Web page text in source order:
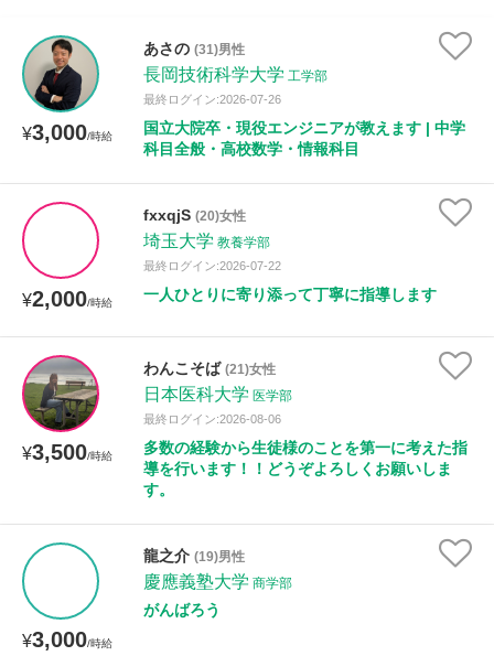
¥3,000/時給
あさの (31)男性
長岡技術科学大学 工学部
最終ログイン:2026-07-26
国立大院卒・現役エンジニアが教えます | 中学
科目全般・高校数学・情報科目
¥2,000/時給
fxxqjS (20)女性
埼玉大学 教養学部
最終ログイン:2026-07-22
一人ひとりに寄り添って丁寧に指導します
¥3,500/時給
わんこそば (21)女性
日本医科大学 医学部
最終ログイン:2026-08-06
多数の経験から生徒様のことを第一に考えた指
導を行います！！どうぞよろしくお願いしま
す。
¥3,000/時給
龍之介 (19)男性
慶應義塾大学 商学部
がんばろう
所属大学
距離：15km以内
年齢：18-101歳
性別